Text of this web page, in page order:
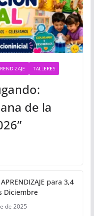
TALLERES
de la
APRENDIZAJE para 3,4
Diciembre
de 2025